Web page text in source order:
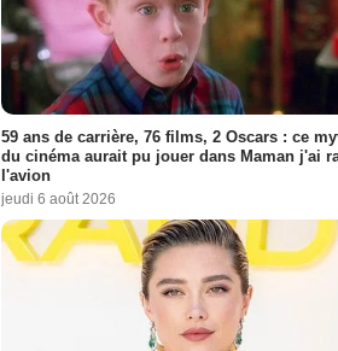
59 ans de carrière, 76 films, 2 Oscars : ce
du cinéma aurait pu jouer dans Maman j'ai
l'avion
jeudi 6 août 2026